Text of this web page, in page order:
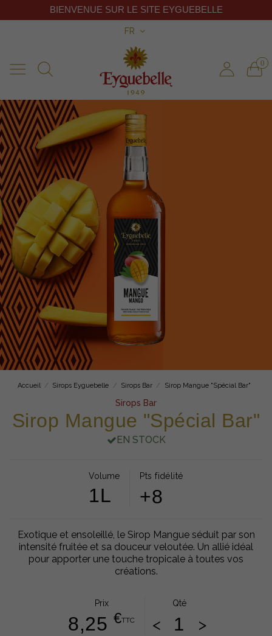
FR
0
BIENVENUE SUR LE SITE EYGUEBELLE
Accueil Sirops Eyguebelle Sirops Bar Sirop Mangue "Spécial Bar"
Sirops Bar
Sirop Mangue "Spécial Bar"
EN STOCK
Volume
1L
Pts fidélité
+8
Exotique et ensoleillé, le Sirop Mangue séduit par son
intensité fruitée et sa douceur veloutée. Un allié idéal
pour apporter une touche tropicale à toutes vos
créations.
Prix
8,25 €TTC
Qté
< >